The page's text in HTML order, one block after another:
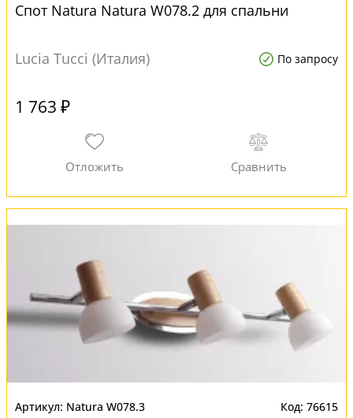
Спот Natura Natura W078.2 для спальни
Lucia Tucci (Италия) По запросу
1 763 ₽
Natura W078.3 76615